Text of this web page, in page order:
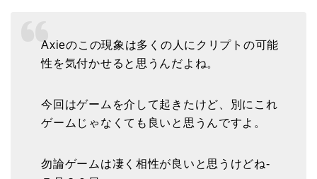
Axieのこの現象は多くの人にクリプトの可能
性を気付かせると思うんだよね。
今回はゲームを介して起きたけど、別にこれ
ゲームじゃなくても良いと思うんですよ。
勿論ゲームは凄く相性が良いと思うけどね-